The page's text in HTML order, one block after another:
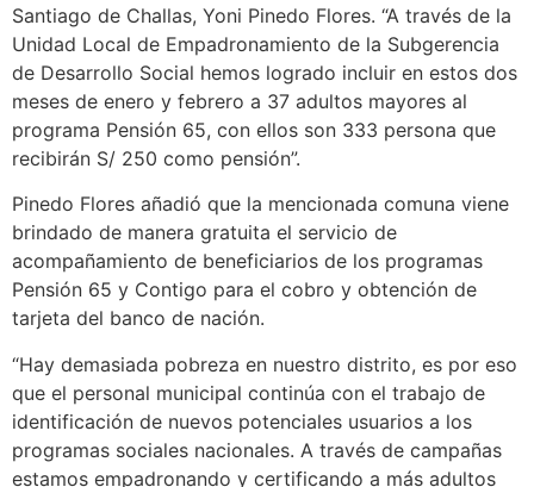
Santiago de Challas, Yoni Pinedo Flores. “A través de la
Unidad Local de Empadronamiento de la Subgerencia
de Desarrollo Social hemos logrado incluir en estos dos
meses de enero y febrero a 37 adultos mayores al
programa Pensión 65, con ellos son 333 persona que
recibirán S/ 250 como pensión”.
Pinedo Flores añadió que la mencionada comuna viene
brindado de manera gratuita el servicio de
acompañamiento de beneficiarios de los programas
Pensión 65 y Contigo para el cobro y obtención de
tarjeta del banco de nación.
“Hay demasiada pobreza en nuestro distrito, es por eso
que el personal municipal continúa con el trabajo de
identificación de nuevos potenciales usuarios a los
programas sociales nacionales. A través de campañas
estamos empadronando y certificando a más adultos